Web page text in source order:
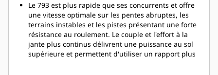
Le 793 est plus rapide que ses concurrents et offre
une vitesse optimale sur les pentes abruptes, les
terrains instables et les pistes présentant une forte
résistance au roulement. Le couple et l'effort à la
jante plus continus délivrent une puissance au sol
supérieure et permettent d'utiliser un rapport plus